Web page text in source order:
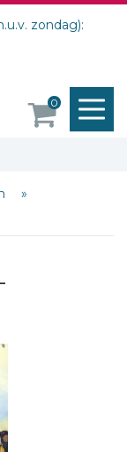
zondag):
0